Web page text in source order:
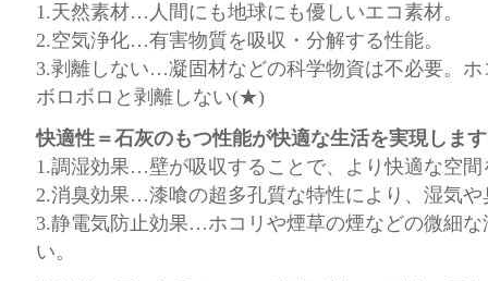
1.天然素材…人間にも地球にも優しいエコ素材。
2.空気浄化…有害物質を吸収・分解する性能。
3.剥離しない…凝固材などの科学物資は不必要。
ボロボロと剥離しない(★)
快適性＝石灰のもつ性能が快適な生活を実現しま
1.調湿効果…壁が吸収することで、より快適な空間
2.消臭効果…漆喰の超多孔質な特性により、湿気
3.静電気防止効果…ホコリや煙草の煙などの微細
い。